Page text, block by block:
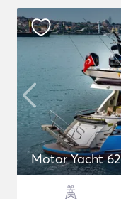
Motor Yacht 62